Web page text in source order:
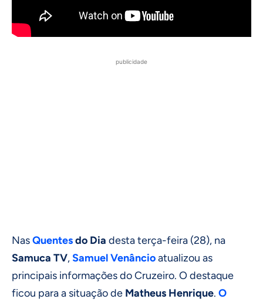
publicidade
NasQuentesdo Dia desta terça-feira (28), na
Samuca TV,Samuel Venâncioatualizou as
principais informações do Cruzeiro. O destaque
ficou para a situação de Matheus Henrique. O